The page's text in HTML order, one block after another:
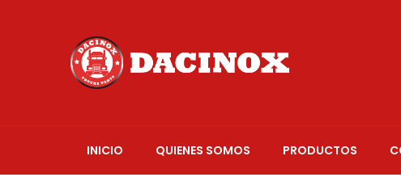
INICIO QUIENES SOMOS PRODUCTOS